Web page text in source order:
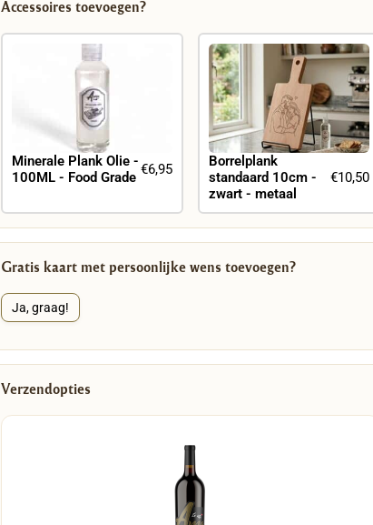
Accessoires toevoegen?
Minerale Plank Olie -
100ML - Food Grade €6,95
Borrelplank
standaard 10cm -
zwart - metaal
€10,50
Gratis kaart met persoonlijke wens toevoegen?
Ja, graag!
Verzendopties